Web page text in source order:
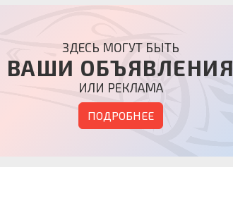
ЗДЕСЬ МОГУТ БЫТЬ
ВАШИ ОБЪЯВЛЕНИЯ
ИЛИ РЕКЛАМА
ПОДРОБНЕЕ